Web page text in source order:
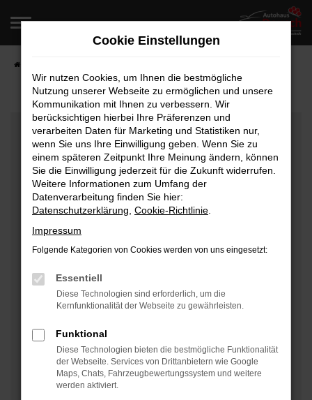
Zum
springen
Fehler: Network Error
Beim Laden ist ein Fehler aufgetreten.
Hier sind ein paar Tipps, die dir helfen können:
Überprüfe deine Firewall und deine
Internetverbindung.
Laden andere Webseiten, zum Beispiel deine
Manche Erweiterungen, wie Werbeblocker, können
das Laden bestimmter Seiten verhindern.
Funktioniert die Seite in einem anderen Browser
Starte dein Gerät neu.
Das kann manchmal helfen, vorübergehende
Probleme zu beheben.
Cookie Einstellungen
Wir nutzen Cookies, um Ihnen die bestmögliche
Nutzung unserer Webseite zu ermöglichen und unsere
Kommunikation mit Ihnen zu verbessern. Wir
berücksichtigen hierbei Ihre Präferenzen und
verarbeiten Daten für Marketing und Statistiken nur,
wenn Sie uns Ihre Einwilligung geben. Wenn Sie zu
einem späteren Zeitpunkt Ihre Meinung ändern, können
Sie die Einwilligung jederzeit für die Zukunft widerrufen.
Weitere Informationen zum Umfang der
Datenverarbeitung finden Sie hier:
Datenschutzerklärung Cookie-Richtlinie
Impressum
Folgende Kategorien von Cookies werden von uns eingesetzt:
Essentiell
Diese Technologien sind erforderlich, um die
Kernfunktionalität der Webseite zu gewährleisten.
Funktional
Diese Technologien bieten die bestmögliche Funktionalität
der Webseite. Services von Drittanbietern wie Google
Maps, Chats, Fahrzeugbewertungssystem und weitere
werden aktiviert.